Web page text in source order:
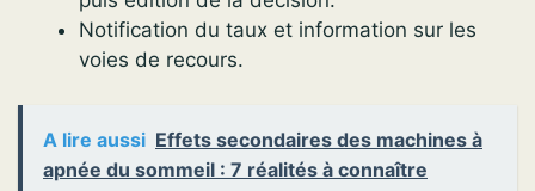
Notification du taux et information sur les
voies de recours.
A lire aussi Effets secondaires des machines à
apnée du sommeil : 7 réalités à connaître